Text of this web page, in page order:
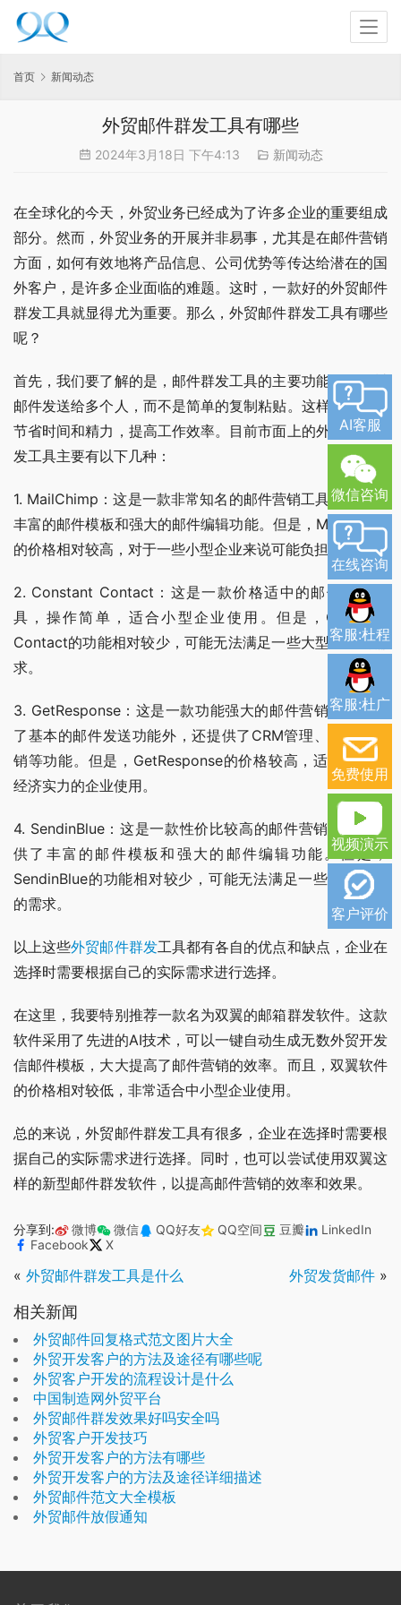
首页 新闻动态
外贸邮件群发工具有哪些
2024年3月18日 下午4:13 新闻动态
在全球化的今天，外贸业务已经成为了许多企业的重要组成
部分。然而，外贸业务的开展并非易事，尤其是在邮件营销
方面，如何有效地将产品信息、公司优势等传达给潜在的国
外客户，是许多企业面临的难题。这时，一款好的外贸邮件
群发工具就显得尤为重要。那么，外贸邮件群发工具有哪些
呢？
首先，我们要了解的是，邮件群发工具的主要功能是将一封
邮件发送给多个人，而不是简单的复制粘贴。这样可以大大
节省时间和精力，提高工作效率。目前市面上的外贸邮件群
发工具主要有以下几种：
1. MailChimp：这是一款非常知名的邮件营销工具，提供了
丰富的邮件模板和强大的邮件编辑功能。但是，MailChimp
的价格相对较高，对于一些小型企业来说可能负担不起。
2. Constant Contact：这是一款价格适中的邮件营销工
具，操作简单，适合小型企业使用。但是，Constant
Contact的功能相对较少，可能无法满足一些大型企业的需
求。
3. GetResponse：这是一款功能强大的邮件营销工具，除
了基本的邮件发送功能外，还提供了CRM管理、自动化营
销等功能。但是，GetResponse的价格较高，适合有一定
经济实力的企业使用。
4. SendinBlue：这是一款性价比较高的邮件营销工具，提
供了丰富的邮件模板和强大的邮件编辑功能。但是，
SendinBlue的功能相对较少，可能无法满足一些大型企业
的需求。
以上这些外贸邮件群发工具都有各自的优点和缺点，企业在
选择时需要根据自己的实际需求进行选择。
在这里，我要特别推荐一款名为双翼的邮箱群发软件。这款
软件采用了先进的AI技术，可以一键自动生成无数外贸开发
信邮件模板，大大提高了邮件营销的效率。而且，双翼软件
的价格相对较低，非常适合中小型企业使用。
总的来说，外贸邮件群发工具有很多，企业在选择时需要根
据自己的实际需求进行选择。同时，也可以尝试使用双翼这
样的新型邮件群发软件，以提高邮件营销的效率和效果。
分享到: 微博 微信 QQ好友 QQ空间 豆瓣
LinkedIn
Facebook
X
« 外贸邮件群发工具是什么 外贸发货邮件 »
相关新闻
外贸邮件回复格式范文图片大全
外贸开发客户的方法及途径有哪些呢
外贸客户开发的流程设计是什么
中国制造网外贸平台
外贸邮件群发效果好吗安全吗
外贸客户开发技巧
外贸开发客户的方法有哪些
外贸开发客户的方法及途径详细描述
外贸邮件范文大全模板
外贸邮件放假通知
AI客服
微信咨询
在线咨询
客服:杜程
客服:杜广
免费使用
视频演示
客户评价